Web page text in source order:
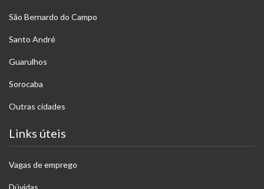
São Bernardo do Campo
Santo André
Guarulhos
Sorocaba
Outras cidades
Links úteis
Vagas de emprego
Dúvidas